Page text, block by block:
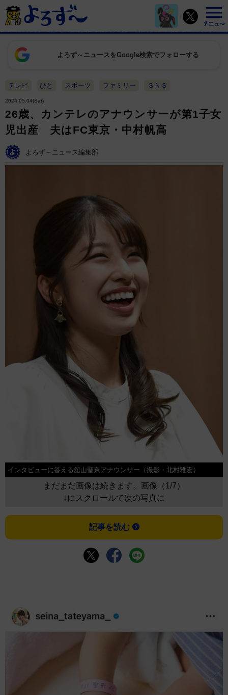
よろず～ニュースをGoogle検索でフォローする
テレビ ひと スポーツ ファミリー ＳＮＳ
2024.05.04(Sat)
26歳、カンテレのアナウンサーが第1子女
児出産 夫はFC東京・中村帆高
よろず～ニュース編集部
インタビューに答える舘山聖奈アナウンサー（撮影・北村雅宏）
まだまだ画像は続きます。画像（1/7）
↓にスクロールで次の写真に
記事を読む